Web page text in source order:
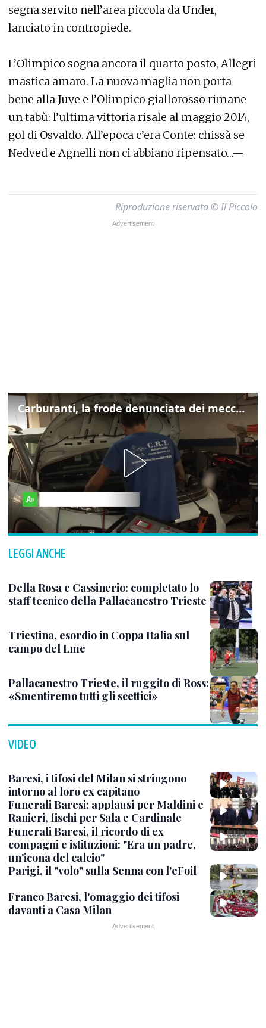
segna servito nell’area piccola da Under,
lanciato in contropiede.
L’Olimpico sogna ancora il quarto posto, Allegri
mastica amaro. La nuova maglia non porta
bene alla Juve e l’Olimpico giallorosso rimane
un tabù: l’ultima vittoria risale al maggio 2014,
gol di Osvaldo. All’epoca c’era Conte: chissà se
Nedved e Agnelli non ci abbiano ripensato…—
Riproduzione riservata © Il Piccolo
Carburanti, la frode denunciata dei meccanici: "Acqua in gasolio e benzina"
LEGGI ANCHE
Della Rosa e Cassinerio: completato lo
staff tecnico della Pallacanestro Trieste
Triestina, esordio in Coppa Italia sul
campo del Lme
Pallacanestro Trieste, il ruggito di Ross:
«Smentiremo tutti gli scettici»
VIDEO
Baresi, i tifosi del Milan si stringono
intorno al loro ex capitano
Funerali Baresi: applausi per Maldini e
Ranieri, fischi per Sala e Cardinale
Funerali Baresi, il ricordo di ex
compagni e istituzioni: "Era un padre,
un'icona del calcio"
Parigi, il "volo" sulla Senna con l'eFoil
Franco Baresi, l'omaggio dei tifosi
davanti a Casa Milan